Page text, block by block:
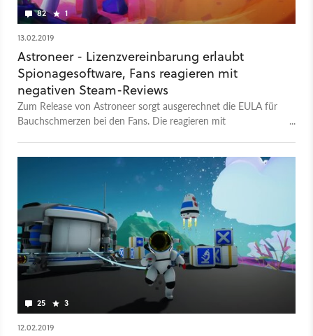
82 1
13.02.2019
Astroneer - Lizenzvereinbarung erlaubt
Spionagesoftware, Fans reagieren mit
negativen Steam-Reviews
Zum Release von Astroneer sorgt ausgerechnet die EULA für
Bauchschmerzen bei den Fans. Die reagieren mit
25 3
12.02.2019